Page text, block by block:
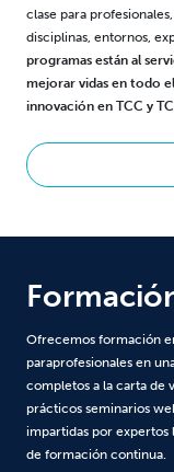
clase para
disciplinas, entornos,
programas están al
mejorar vidas en todo
innovación en TCC y
Ofrecemos formación
paraprofesionales en
completos a la carta de
prácticos seminarios
impartidas por expertos
de formación continua.